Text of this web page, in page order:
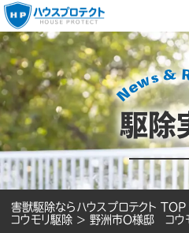
駆除
害獣駆除ならハウスプロテクト TOP
コウモリ駆除 > 野洲市O様邸 コウ